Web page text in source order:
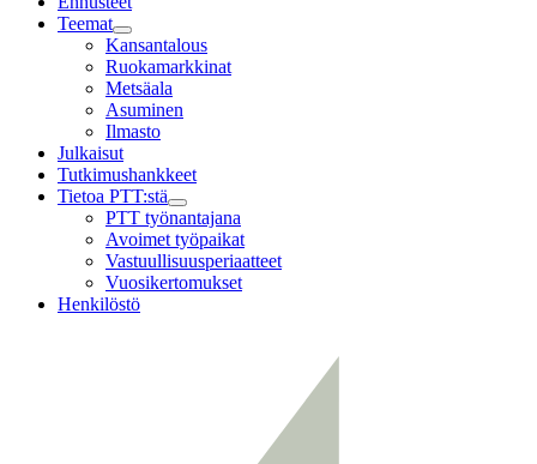
Teemat
Child
menu
Kansantalous
Ruokamarkkinat
Metsäala
Asuminen
Ilmasto
Julkaisut
Tutkimushankkeet
Tietoa PTT:stä
Child
menu
PTT työnantajana
Avoimet työpaikat
Vastuullisuusperiaatteet
Vuosikertomukset
Henkilöstö